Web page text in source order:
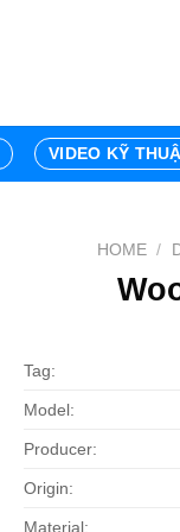
VIDEO KỸ
HOME /
Tag:
Model:
Producer:
Origin:
Material: